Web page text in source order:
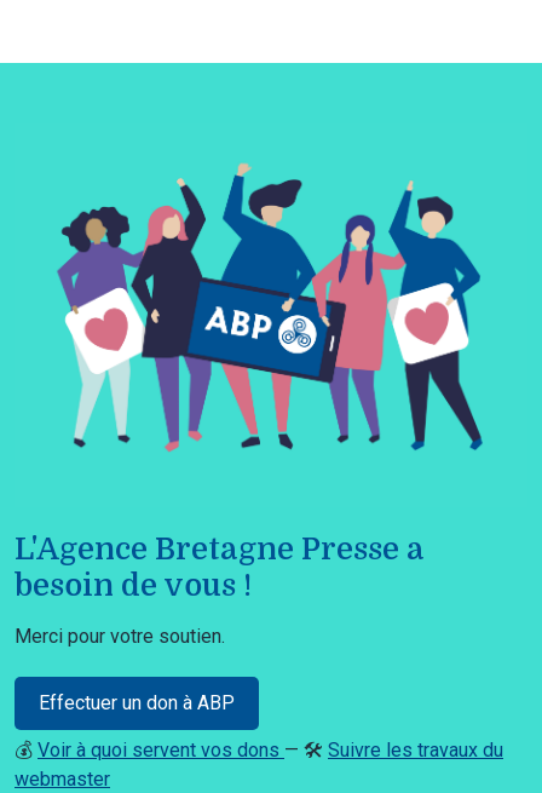
L'Agence Bretagne Presse a
besoin de vous !
Merci pour votre soutien.
Effectuer un don à ABP
💰 Voir à quoi servent vos dons — 🛠️ Suivre les travaux du
webmaster